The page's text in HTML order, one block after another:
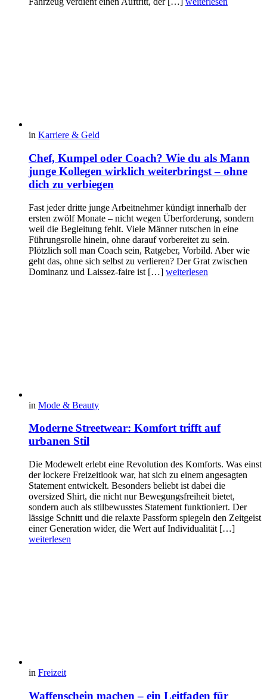
in Karriere & Geld
Chef, Kumpel oder Coach? Wie du als Mann
junge Kollegen wirklich weiterbringst – ohne
dich zu verbiegen
Fast jeder dritte junge Arbeitnehmer kündigt innerhalb der
ersten zwölf Monate – nicht wegen Überforderung, sondern
weil die Begleitung fehlt. Viele Männer rutschen in eine
Führungsrolle hinein, ohne darauf vorbereitet zu sein.
Plötzlich soll man Coach sein, Ratgeber, Vorbild. Aber wie
geht das, ohne sich selbst zu verlieren? Der Grat zwischen
Dominanz und Laissez-faire ist […] weiterlesen
in Mode & Beauty
Moderne Streetwear: Komfort trifft auf
urbanen Stil
Die Modewelt erlebt eine Revolution des Komforts. Was einst
der lockere Freizeitlook war, hat sich zu einem angesagten
Statement entwickelt. Besonders beliebt ist dabei die
oversized Shirt, die nicht nur Bewegungsfreiheit bietet,
sondern auch als stilbewusstes Statement funktioniert. Der
lässige Schnitt und die relaxte Passform spiegeln den Zeitgeist
einer Generation wider, die Wert auf Individualität […]
weiterlesen
in Freizeit
Waffenschein machen – ein Leitfaden für